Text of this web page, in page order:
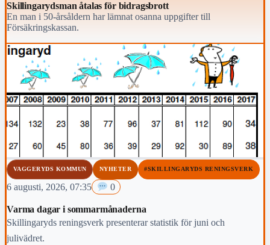
Skillingarydsman åtalas för bidragsbrott
En man i 50-årsåldern har lämnat osanna uppgifter till
Försäkringskassan.
VAGGERYDS KOMMUN NYHETER #SKILLINGARYDS RENINGSVERK
6 augusti, 2026, 07:35 0
Varma dagar i sommarmånaderna
Skillingaryds reningsverk presenterar statistik för juni och
julivädret.